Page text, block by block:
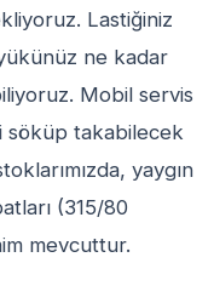
Lastiğiniz
ne kadar
Mobil servis
söküp takabilecek
yaygın
(315/80
mevcuttur.